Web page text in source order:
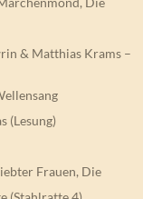
& Matthias Krams –
(Lesung)
Frauen, Die